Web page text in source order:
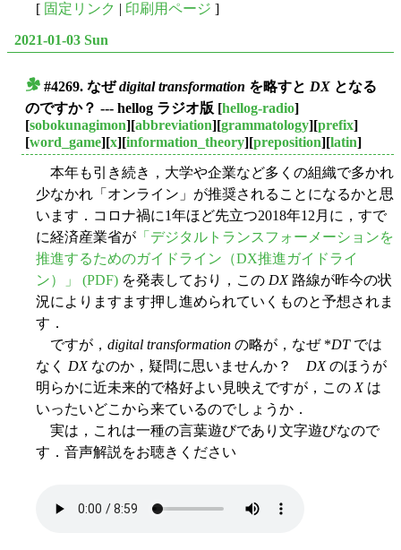
[ 固定リンク | 印刷用ページ ]
2021-01-03 Sun
#4269. なぜdigital transformation を略すと DX となる
のですか？ --- hellog ラジオ版 [hellog-radio]
[sobokunagimon][abbreviation][grammatology][prefix]
[word_game][x][information_theory][preposition][latin]
本年も引き続き，大学や企業など多くの組織で多かれ
少なかれ「オンライン」が推奨されることになるかと思
います．コロナ禍に1年ほど先立つ2018年12月に，すで
に経済産業省が 「デジタルトランスフォーメーションを
推進するためのガイドライン（DX推進ガイドライ
ン）」 (PDF) を発表しており，この DX路線が昨今の状
況によりますます押し進められていくものと予想されま
す．
ですが， digital transformation の略が，なぜ *DTでは
なく DXなのか，疑問に思いませんか？ DXのほうが
明らかに近未来的で格好よい見映えですが，この Xは
いったいどこから来ているのでしょうか．
実は，これは一種の言葉遊びであり文字遊びなので
す．音声解説をお聴きください